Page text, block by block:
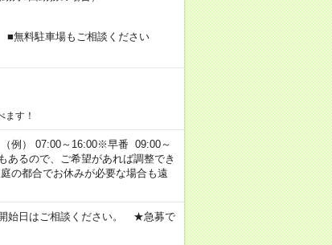
無料駐車場もご相談ください
す！
例） 07:00～16:00※早番 09:00～
るので、ご希望があれば調整でき
の都合でお休みが必要な場合も遠
始日はご相談ください。 ★急募で